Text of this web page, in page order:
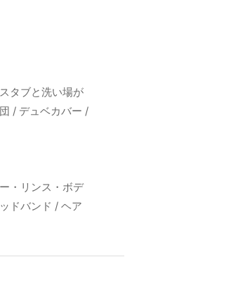
タブと洗い場が
/ デュベカバー /
・リンス・ボデ
ドバンド / ヘア